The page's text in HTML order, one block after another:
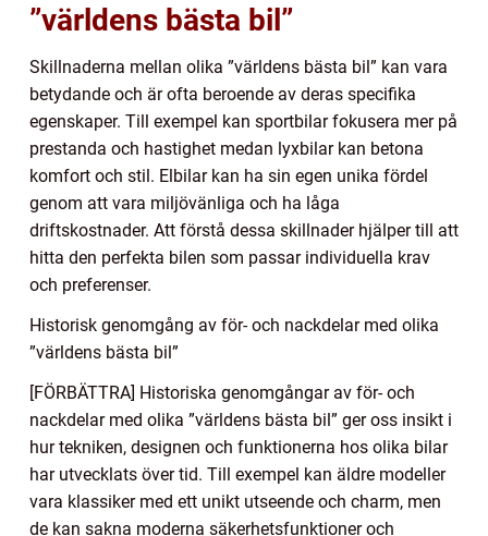
”världens bästa bil”
Skillnaderna mellan olika ”världens bästa bil” kan vara
betydande och är ofta beroende av deras specifika
egenskaper. Till exempel kan sportbilar fokusera mer på
prestanda och hastighet medan lyxbilar kan betona
komfort och stil. Elbilar kan ha sin egen unika fördel
genom att vara miljövänliga och ha låga
driftskostnader. Att förstå dessa skillnader hjälper till att
hitta den perfekta bilen som passar individuella krav
och preferenser.
Historisk genomgång av för- och nackdelar med olika
”världens bästa bil”
[FÖRBÄTTRA] Historiska genomgångar av för- och
nackdelar med olika ”världens bästa bil” ger oss insikt i
hur tekniken, designen och funktionerna hos olika bilar
har utvecklats över tid. Till exempel kan äldre modeller
vara klassiker med ett unikt utseende och charm, men
de kan sakna moderna säkerhetsfunktioner och